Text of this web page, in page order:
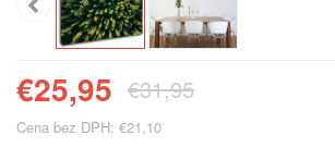
€25,95 €31,95
Cena bez DPH: €21,10